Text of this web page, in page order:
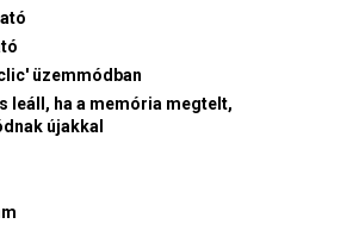
üzemmódban
leáll, ha a memória megtelt,
újakkal